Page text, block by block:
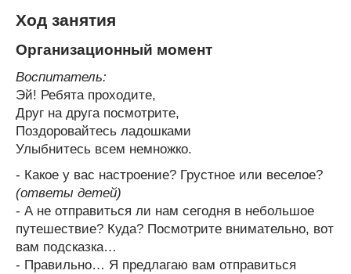
Ход занятия
Организационный момент
Воспитатель:
Эй! Ребята проходите,
Друг на друга посмотрите,
Поздоровайтесь ладошками
Улыбнитесь всем немножко.
- Какое у вас настроение? Грустное или веселое?
(ответы детей)
- А не отправиться ли нам сегодня в небольшое
путешествие? Куда? Посмотрите внимательно, вот
вам подсказка…
- Правильно… Я предлагаю вам отправиться